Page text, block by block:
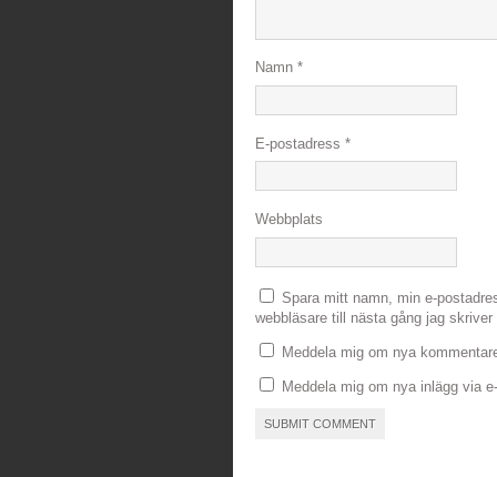
Namn *
E-postadress *
Webbplats
Spara mitt namn, min e-
webbläsare till nästa gång jag skriver
Meddela mig om nya
Meddela mig om nya inlägg via